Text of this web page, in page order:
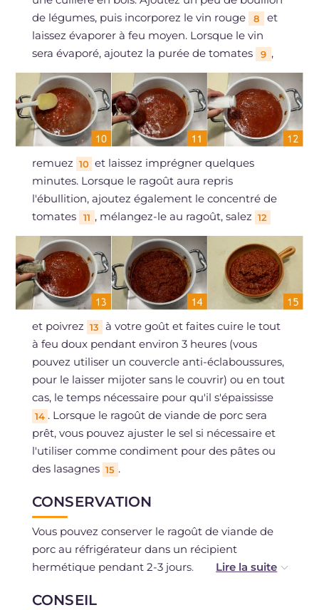
de légumes, puis incorporez le vin rouge
8
et
laissez évaporer à feu moyen. Lorsque le vin
sera évaporé, ajoutez la purée de tomates
9 ,
remuez 10 et laissez imprégner quelques
minutes. Lorsque le ragoût aura repris
l'ébullition, ajoutez également le concentré de
tomates
11 , mélangez-le au ragoût, salez 12
et poivrez 13
à votre goût et faites cuire le tout
à feu doux pendant environ 3 heures (vous
pouvez utiliser un couvercle anti-éclaboussures,
pour le laisser mijoter sans le couvrir) ou en tout
cas, le temps nécessaire pour qu'il s'épaississe
14 . Lorsque le ragoût de viande de porc sera
prêt, vous pouvez ajuster le sel si nécessaire et
l'utiliser comme condiment pour des pâtes ou
des lasagnes 15 .
CONSERVATION
Vous pouvez conserver le ragoût de viande de
porc au réfrigérateur dans un récipient
hermétique pendant 2-3 jours.
Il peut être congelé pendant environ 1 mois si
CONSEIL